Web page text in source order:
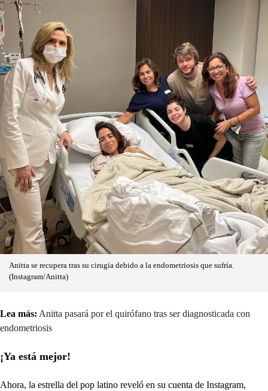
Anitta se recupera tras su cirugía debido a la endometriosis que sufría.
(Instagram/Anitta)
Lea más: Anitta pasará por el quirófano tras ser diagnosticada con
endometriosis
¡Ya está mejor!
Ahora, la estrella del pop latino reveló en su cuenta de Instagram,